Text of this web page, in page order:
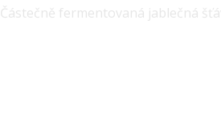
Částečně fermentovaná jablečná